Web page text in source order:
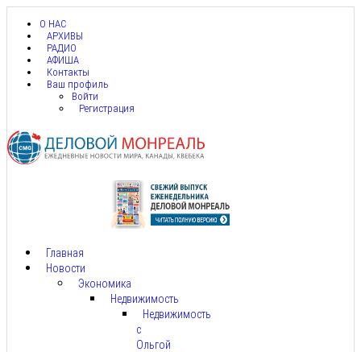
О НАС
АРХИВЫ
РАДИО
АФИША
Контакты
Ваш профиль
Войти
Регистрация
Главная
Новости
Экономика
Недвижимость
Недвижимость
с
Ольгой